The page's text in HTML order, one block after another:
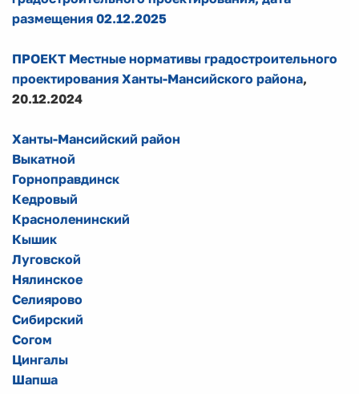
размещения 02.12.2025
ПРОЕКТ Местные нормативы градостроительного
проектирования Ханты-Мансийского района,
20.12.2024
Ханты-Мансийский район
Выкатной
Горноправдинск
Кедровый
Красноленинский
Кышик
Луговской
Нялинское
Селиярово
Сибирский
Согом
Цингалы
Шапша